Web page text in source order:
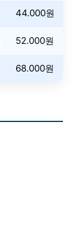
44.000원
52.000원
68.000원